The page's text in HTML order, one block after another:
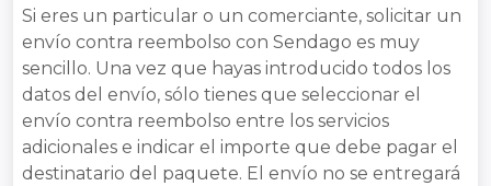
Si eres un particular o un comerciante, solicitar un
envío contra reembolso con Sendago es muy
sencillo. Una vez que hayas introducido todos los
datos del envío, sólo tienes que seleccionar el
envío contra reembolso entre los servicios
adicionales e indicar el importe que debe pagar el
destinatario del paquete. El envío no se entregará